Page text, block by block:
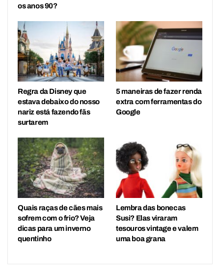
os anos 90?
Regra da Disney que
estava debaixo do nosso
nariz está fazendo fãs
surtarem
5 maneiras de fazer renda
extra com ferramentas do
Google
Quais raças de cães mais
sofrem com o frio? Veja
dicas para um inverno
quentinho
Lembra das bonecas
Susi? Elas viraram
tesouros vintage e valem
uma boa grana